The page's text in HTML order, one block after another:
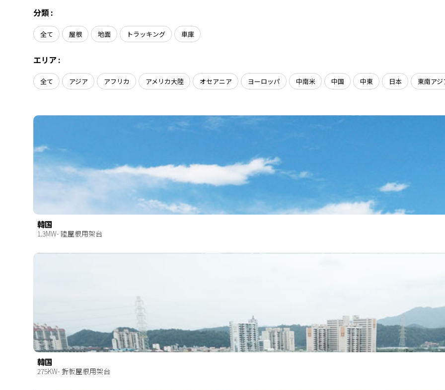
導入事例
ニュース
お問い合わせ
分類 :
全て 屋根 地面 トラッキング 車庫
エリア :
全て アジア アフリカ アメリカ大陸 オセアニア ヨーロッパ 中南米 中国 中東 日本 東南アジ
韓国
1.3MW- 陸屋根用架台
韓国
275KW- 折板屋根用架台